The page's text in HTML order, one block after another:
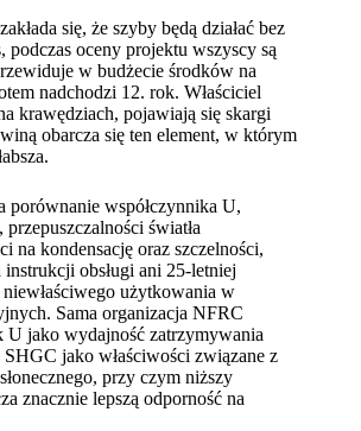
się, że szyby będą działać bez
podczas oceny projektu wszyscy są
w budżecie środków na
nadchodzi 12. rok. Właściciel
krawędziach, pojawiają się skargi
obarcza się ten element, w którym
porównanie współczynnika U,
światła
na kondensację oraz szczelności,
obsługi ani 25-letniej
użytkowania w
Sama organizacja NFRC
U jako wydajność zatrzymywania
SHGC jako właściwości związane z
przy czym niższy
znacznie lepszą odporność na